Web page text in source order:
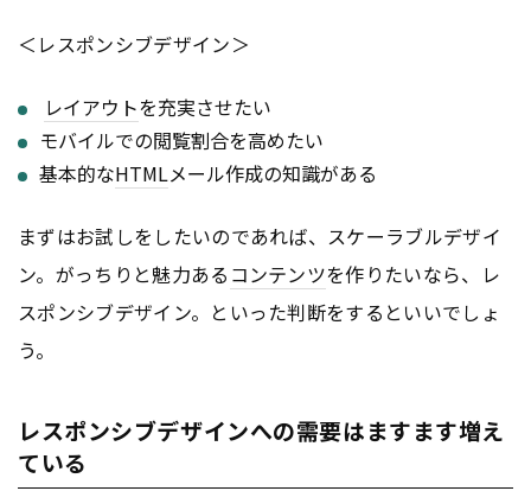
＜レスポンシブデザイン＞
レイアウトを充実させたい
モバイルでの閲覧割合を高めたい
基本的なHTMLメール作成の知識がある
まずはお試しをしたいのであれば、スケーラブルデザイ
ン。がっちりと魅力ある コンテンツを作りたいなら、レ
スポンシブデザイン。といった判断をするといいでしょ
う。
レスポンシブデザインへの需要はますます増え
ている